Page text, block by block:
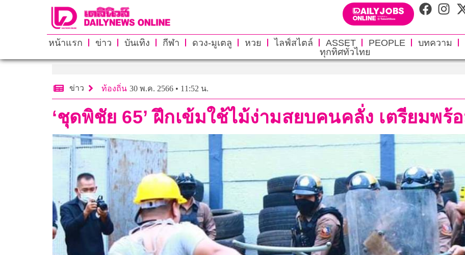
หน้าแรก ข่าว บันเทิง กีฬา ดวง-มูเตลู หวย ไลฟ์สไตล์ ASSET PEOPLE บทความ
ทุกทิศทั่วไทย
ข่าว ท้องถิ่น 30 พ.ค. 2566 • 11:52 น.
‘ชุดพิชัย 65’ ฝึกเข้มใช้ไม้ง่ามสยบคนคลั่ง เตรียมพ